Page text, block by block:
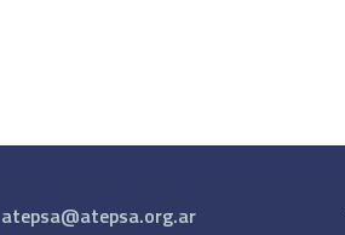
atepsa@atepsa.org.ar